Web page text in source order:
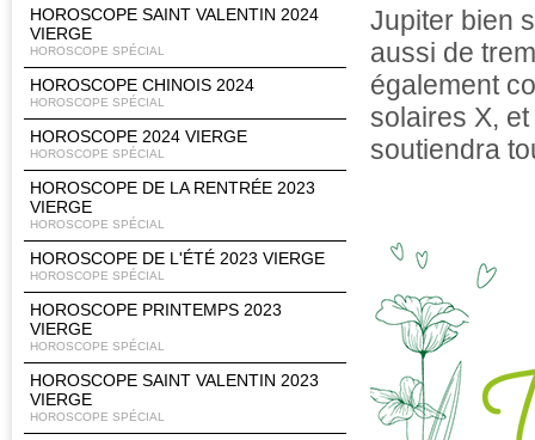
HOROSCOPE SAINT VALENTIN 2024
VIERGE
HOROSCOPE SPÉCIAL
HOROSCOPE CHINOIS 2024
HOROSCOPE SPÉCIAL
HOROSCOPE 2024 VIERGE
HOROSCOPE SPÉCIAL
HOROSCOPE DE LA RENTRÉE 2023
VIERGE
HOROSCOPE SPÉCIAL
HOROSCOPE DE L'ÉTÉ 2023 VIERGE
HOROSCOPE SPÉCIAL
HOROSCOPE PRINTEMPS 2023
VIERGE
HOROSCOPE SPÉCIAL
HOROSCOPE SAINT VALENTIN 2023
VIERGE
HOROSCOPE SPÉCIAL
Jupiter bien
aussi de
également
solaires X,
soutiendra